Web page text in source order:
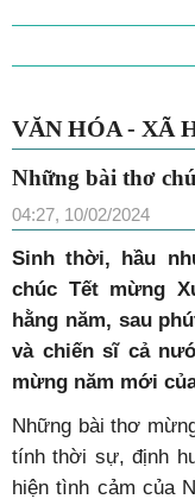
VĂN HÓA - XÃ
Những bài thơ
04:27, 10/02/2024
Sinh thời, hầu
chúc Tết mừng
hằng năm, sau
và chiến sĩ cả
mừng năm mới
Những bài thơ
tính thời sự, định
hiện tình cảm của